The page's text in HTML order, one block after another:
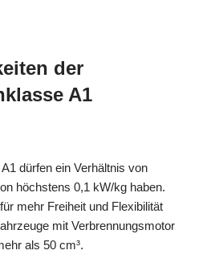
der
A1
dürfen ein Verhältnis von
höchstens 0,1 kW/kg haben.
mehr Freiheit und Flexibilität
mit Verbrennungsmotor
als 50 cm³.